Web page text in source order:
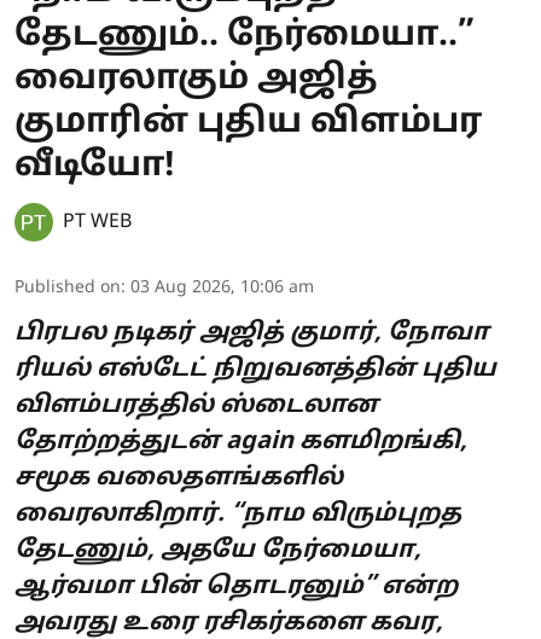
தேடணும்.. நேர்மையா..”
வைரலாகும் அஜித்
குமாரின் புதிய விளம்பர
வீடியோ!
PT WEB
Published on: 03 Aug 2026, 10:06 am
பிரபல நடிகர் அஜித் குமார், நோவா
ரியல் எஸ்டேட் நிறுவனத்தின் புதிய
விளம்பரத்தில் ஸ்டைலான
தோற்றத்துடன் again களமிறங்கி,
சமூக வலைதளங்களில்
வைரலாகிறார். “நாம விரும்புறத
தேடணும், அதயே நேர்மையா,
ஆர்வமா பின் தொடரனும்” என்ற
அவரது உரை ரசிகர்களை கவர,